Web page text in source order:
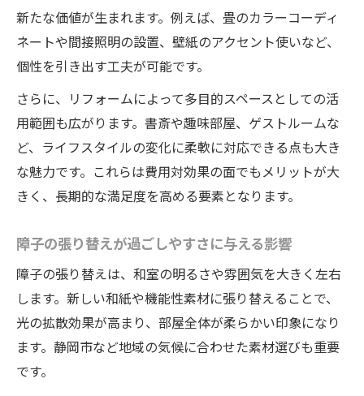
新たな価値が生まれます。例えば、畳のカラーコーディ
ネートや間接照明の設置、壁紙のアクセント使いなど、
個性を引き出す工夫が可能です。
さらに、リフォームによって多目的スペースとしての活
用範囲も広がります。書斎や趣味部屋、ゲストルームな
ど、ライフスタイルの変化に柔軟に対応できる点も大き
な魅力です。これらは費用対効果の面でもメリットが大
きく、長期的な満足度を高める要素となります。
障子の張り替えが過ごしやすさに与える影響
障子の張り替えは、和室の明るさや雰囲気を大きく左右
します。新しい和紙や機能性素材に張り替えることで、
光の拡散効果が高まり、部屋全体が柔らかい印象になり
ます。静岡市など地域の気候に合わせた素材選びも重要
です。